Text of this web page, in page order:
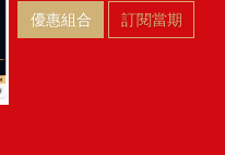
優惠組合 訂閱當期